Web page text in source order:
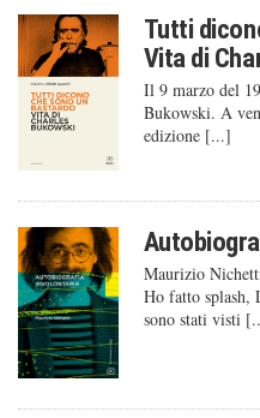
Tutti
Vita di
Il 9 marzo del
Bukowski. A
edizione [...]
Maurizio
Ho fatto splash,
sono stati visti